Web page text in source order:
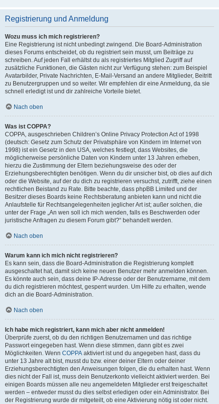
Registrierung und Anmeldung
Wozu muss ich mich registrieren?
Eine Registrierung ist nicht unbedingt zwingend. Die Board-Administration
dieses Forums entscheidet, ob du registriert sein musst, um Beiträge zu
schreiben. Auf jeden Fall erhältst du als registriertes Mitglied Zugriff auf
zusätzliche Funktionen, die Gästen nicht zur Verfügung stehen: zum Beispiel
Avatarbilder, Private Nachrichten, E-Mail-Versand an andere Mitglieder, Beitritt
zu Benutzergruppen und so weiter. Wir empfehlen dir eine Anmeldung, da sie
schnell erledigt ist und dir zahlreiche Vorteile bietet.
Nach oben
Was ist COPPA?
COPPA, ausgeschrieben Children’s Online Privacy Protection Act of 1998
(deutsch: Gesetz zum Schutz der Privatsphäre von Kindern im Internet von
1998) ist ein Gesetz in den USA, welches festlegt, dass Websites, die
möglicherweise persönliche Daten von Kindern unter 13 Jahren erheben,
hierzu die Zustimmung der Eltern beziehungsweise des oder der
Erziehungsberechtigten benötigen. Wenn du dir unsicher bist, ob dies auf dich
oder die Website, auf der du dich zu registrieren versuchst, zutrifft, ziehe einen
rechtlichen Beistand zu Rate. Bitte beachte, dass phpBB Limited und der
Besitzer dieses Boards keine Rechtsberatung anbieten kann und nicht die
Anlaufstelle für Rechtsangelegenheiten jeglicher Art ist; außer solchen, die
unter der Frage „An wen soll ich mich wenden, falls es Beschwerden oder
juristische Anfragen zu diesem Forum gibt?“ behandelt werden.
Nach oben
Warum kann ich mich nicht registrieren?
Es kann sein, dass die Board-Administration die Registrierung komplett
ausgeschaltet hat, damit sich keine neuen Benutzer mehr anmelden können.
Es könnte auch sein, dass deine IP-Adresse oder der Benutzername, mit dem
du dich registrieren möchtest, gesperrt wurden. Um Hilfe zu erhalten, wende
dich an die Board-Administration.
Nach oben
Ich habe mich registriert, kann mich aber nicht anmelden!
Überprüfe zuerst, ob du den richtigen Benutzernamen und das richtige
Passwort eingegeben hast. Wenn diese stimmen, dann gibt es zwei
Möglichkeiten. Wenn COPPA aktiviert ist und du angegeben hast, dass du
unter 13 Jahre alt bist, musst du bzw. einer deiner Eltern oder deiner
Erziehungsberechtigten den Anweisungen folgen, die du erhalten hast. Wenn
dies nicht der Fall ist, muss dein Benutzerkonto vielleicht aktiviert werden. Bei
einigen Boards müssen alle neu angemeldeten Mitglieder erst freigeschaltet
werden – entweder musst du dies selbst erledigen oder ein Administrator. Bei
der Registrierung wurde dir mitgeteilt, ob eine Aktivierung nötig ist oder nicht.